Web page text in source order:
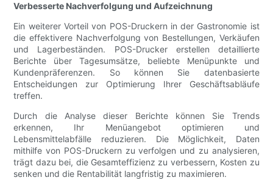
Verbesserte Nachverfolgung und Aufzeichnung
Ein weiterer Vorteil von POS-Druckern in der Gastronomie ist
die effektivere Nachverfolgung von Bestellungen, Verkäufen
und Lagerbeständen. POS-Drucker erstellen detaillierte
Berichte über Tagesumsätze, beliebte Menüpunkte und
Kundenpräferenzen. So können Sie datenbasierte
Entscheidungen zur Optimierung Ihrer Geschäftsabläufe
treffen.
Durch die Analyse dieser Berichte können Sie Trends
erkennen, Ihr Menüangebot optimieren und
Lebensmittelabfälle reduzieren. Die Möglichkeit, Daten
mithilfe von POS-Druckern zu verfolgen und zu analysieren,
trägt dazu bei, die Gesamteffizienz zu verbessern, Kosten zu
senken und die Rentabilität langfristig zu maximieren.